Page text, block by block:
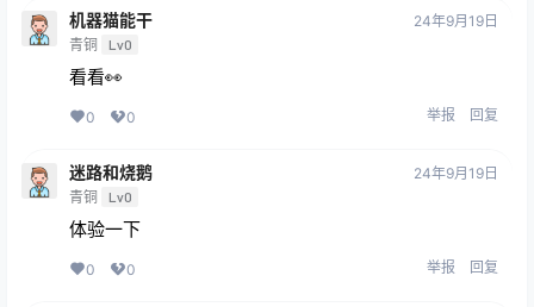
机器猫能干
青铜 Lv0
24年9月19日
看看👀
0 0 举报 回复
迷路和烧鹅
青铜 Lv0
24年9月19日
体验一下
0 0 举报 回复